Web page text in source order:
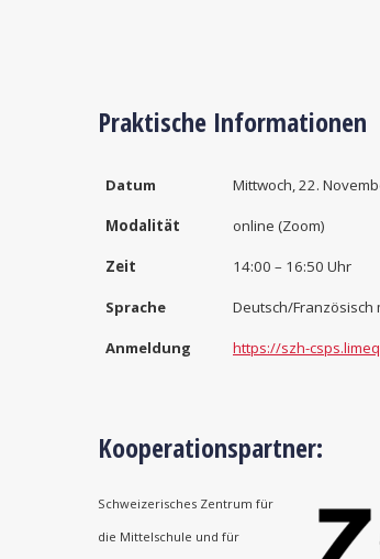
Praktische Informationen
Datum Mittwoch, 22.
Modalität online (Zoom)
Zeit 14:00 – 16:50 Uhr
Sprache Deutsch/Französisch
Anmeldung https://szh-
Kooperationspartner:
Schweizerisches Zentrum für
die Mittelschule und für